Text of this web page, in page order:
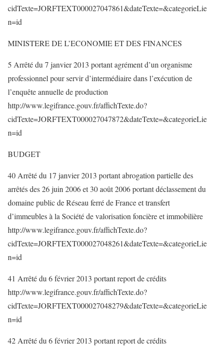
cidTexte=JORFTEXT000027047861&dateTexte=&categorieLie
n=id
MINISTERE DE L’ECONOMIE ET DES FINANCES
5 Arrêté du 7 janvier 2013 portant agrément d’un organisme
professionnel pour servir d’intermédiaire dans l’exécution de
l’enquête annuelle de production
http://www.legifrance.gouv.fr/affichTexte.do?
cidTexte=JORFTEXT000027047872&dateTexte=&categorieLie
n=id
BUDGET
40 Arrêté du 17 janvier 2013 portant abrogation partielle des
arrêtés des 26 juin 2006 et 30 août 2006 portant déclassement du
domaine public de Réseau ferré de France et transfert
d’immeubles à la Société de valorisation foncière et immobilière
http://www.legifrance.gouv.fr/affichTexte.do?
cidTexte=JORFTEXT000027048261&dateTexte=&categorieLie
n=id
41 Arrêté du 6 février 2013 portant report de crédits
http://www.legifrance.gouv.fr/affichTexte.do?
cidTexte=JORFTEXT000027048279&dateTexte=&categorieLie
n=id
42 Arrêté du 6 février 2013 portant report de crédits